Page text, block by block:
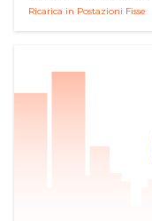
Ricarica in Postazioni Fisse